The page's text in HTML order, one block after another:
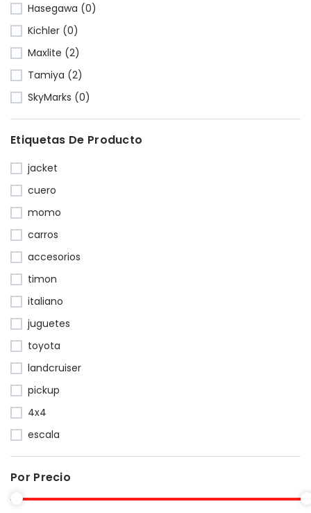
Hasegawa (0)
Kichler (0)
Maxlite (2)
Tamiya (2)
SkyMarks (0)
Etiquetas De Producto
jacket
cuero
momo
carros
accesorios
timon
italiano
juguetes
toyota
landcruiser
pickup
4x4
escala
Por Precio